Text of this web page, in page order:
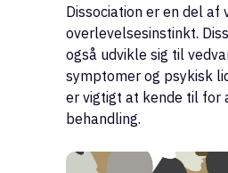
Dissociation er en del af
overlevelsesinstinkt.
også udvikle sig til
symptomer og psykisk
er vigtigt at kende til for
behandling.